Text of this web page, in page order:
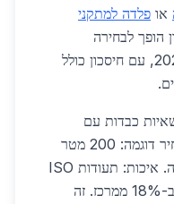
או פלדה למתקני
הופך לבחירה
אסטרטגית לפרויקטי ביטחון ב-2026, עם חיסכון כולל
כבדות עם
מנופים מאפשר התקנה מיידית. מחיר דוגמה: 200 מטר
פרופיל - 12,000 ש"ח כולל הובלה. איכות: תעודות ISO
9001 עדכניות. השוואה: צפון זול ב-18% ממרכז. זה